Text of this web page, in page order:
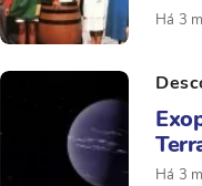
Há 3
Há 3